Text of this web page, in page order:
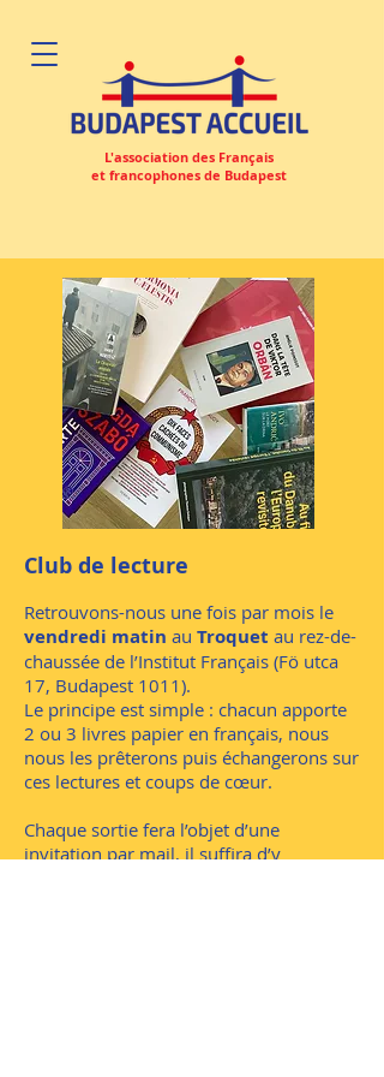
L'association des Français
et francophones de Budapest
Club de lecture
Retrouvons-nous une fois par mois le
vendredi matin au Troquet au rez-de-
chaussée de l’Institut Français (Fö utca
17, Budapest 1011).
Le principe est simple : chacun apporte
2 ou 3 livres papier en français, nous
nous les prêterons puis échangerons sur
ces lectures et coups de cœur.
​Chaque sortie fera l’objet d’une
invitation par mail, il suffira d’y